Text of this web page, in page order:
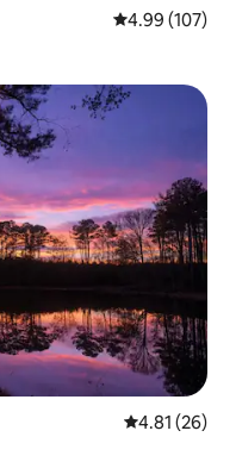
平均评分 4.99
4.99 (107)
平均评分
4.81 (26)